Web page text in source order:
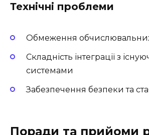
Технічні проблеми
Обмеження
Складність інтеграції з
системами
Забезпечення безпеки та
Поради та прийоми